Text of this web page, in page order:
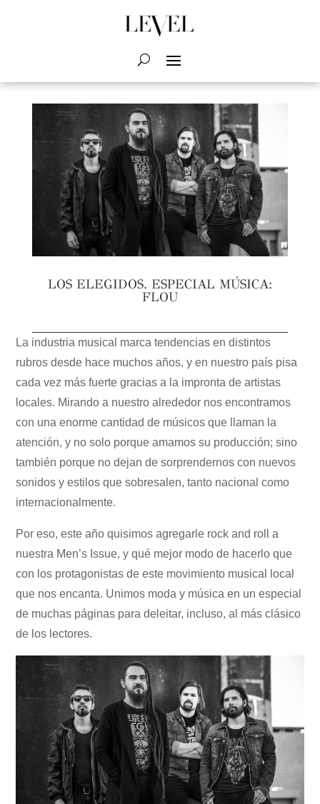
LOS ELEGIDOS. ESPECIAL MÚSICA:
FLOU
La industria musical marca tendencias en distintos
rubros desde hace muchos años, y en nuestro país pisa
cada vez más fuerte gracias a la impronta de artistas
locales. Mirando a nuestro alrededor nos encontramos
con una enorme cantidad de músicos que llaman la
atención, y no solo porque amamos su producción; sino
también porque no dejan de sorprendernos con nuevos
sonidos y estilos que sobresalen, tanto nacional como
internacionalmente.
Por eso, este año quisimos agregarle rock and roll a
nuestra Men’s Issue, y qué mejor modo de hacerlo que
con los protagonistas de este movimiento musical local
que nos encanta. Unimos moda y música en un especial
de muchas páginas para deleitar, incluso, al más clásico
de los lectores.